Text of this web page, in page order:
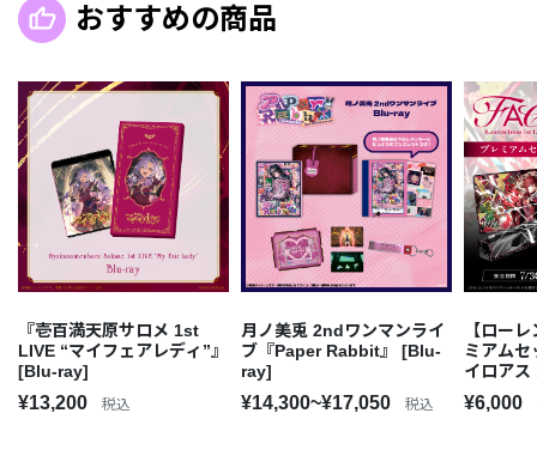
おすすめの商品
『壱百満天原サロメ 1st
LIVE “マイフェアレディ”』
[Blu-ray]
¥13,200 税込
月ノ美兎 2ndワンマンライ
ブ『Paper Rabbit』 [Blu-
ray]
¥14,300~¥17,050 税込
【ロー
ミアムセ
イロア
“FACE”
¥6,000